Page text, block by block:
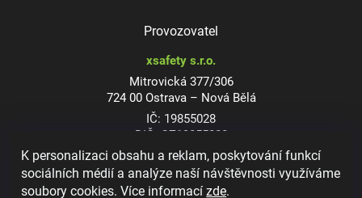
K personalizaci obsahu a reklam, poskytování funkcí
sociálních médií a analýze naší návštěvnosti využíváme
soubory cookies. Více informacízde.
Provozovatel
xsafety s.r.o.
Mitrovická 377/306
724 00 Ostrava – Nová Bělá
IČ: 19855028
DIČ: CZ19855028